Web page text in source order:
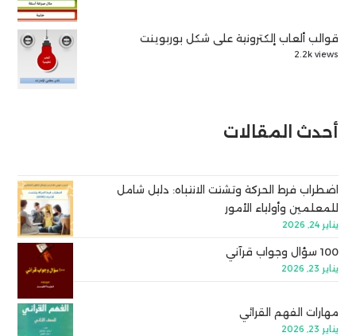
قوالب ألعاب إلكترونية على شكل بوربوينت
2.2k views
أحدث المقالات
اضطراب فرط الحركة وتشتت الانتباه: دليل شامل
للمعلمين وأولياء الأمور
يناير 24, 2026
100 سؤال وجواب قرآني
يناير 23, 2026
مهارات الفهم القرائي
يناير 23, 2026